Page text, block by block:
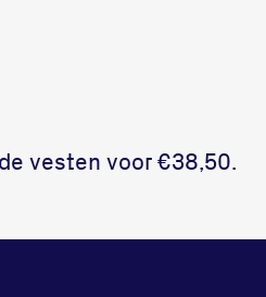
vesten voor €38,50.